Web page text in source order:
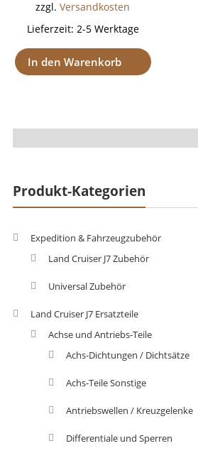
zzgl.Versandkosten
Lieferzeit: 2-5 Werktage
In den Warenkorb
Produkt-Kategorien
Expedition & Fahrzeugzubehör
Land Cruiser J7 Zubehör
Universal Zubehör
Land Cruiser J7 Ersatzteile
Achse und Antriebs-Teile
Achs-Dichtungen / Dichtsätze
Achs-Teile Sonstige
Antriebswellen / Kreuzgelenke
Differentiale und Sperren